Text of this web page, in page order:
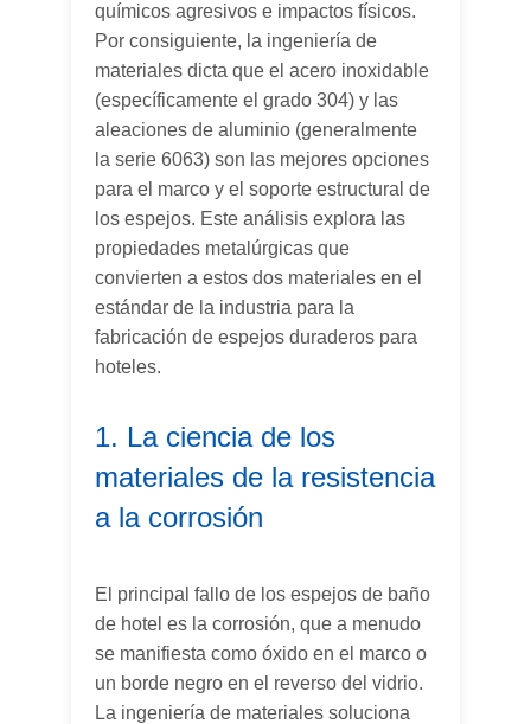
químicos agresivos e impactos físicos.
Por consiguiente, la ingeniería de
materiales dicta que el acero inoxidable
(específicamente el grado 304) y las
aleaciones de aluminio (generalmente
la serie 6063) son las mejores opciones
para el marco y el soporte estructural de
los espejos. Este análisis explora las
propiedades metalúrgicas que
convierten a estos dos materiales en el
estándar de la industria para la
fabricación de espejos duraderos para
hoteles.
1. La ciencia de los
materiales de la resistencia
a la corrosión
El principal fallo de los espejos de baño
de hotel es la corrosión, que a menudo
se manifiesta como óxido en el marco o
un borde negro en el reverso del vidrio.
La ingeniería de materiales soluciona